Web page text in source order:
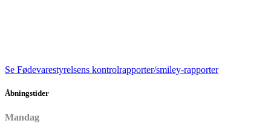
Se Fødevarestyrelsens kontrolrapporter/smiley-rapporter
Åbningstider
Mandag